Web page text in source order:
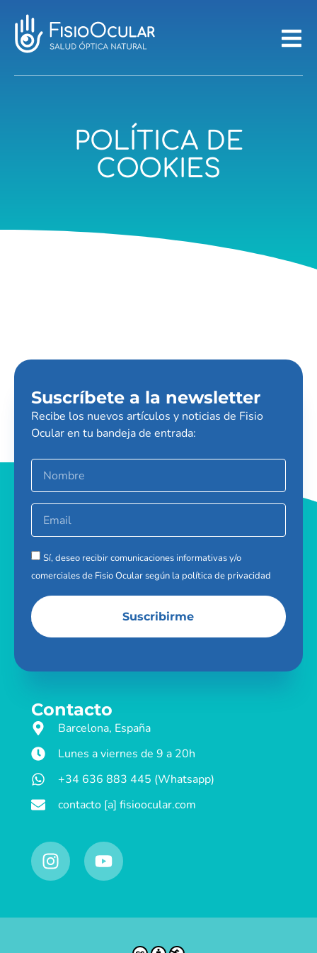
POLÍTICA DE
COOKIES
Contacto
Barcelona, España
Lunes a viernes de 9 a 20h
+34 636 883 445 (Whatsapp)
contacto [a] fisioocular.com
Suscríbete a la newsletter
Recibe los nuevos artículos y noticias de Fisio
Ocular en tu bandeja de entrada:
Sí, deseo recibir comunicaciones informativas y/o
comerciales de Fisio Ocular según la política de privacidad
Suscribirme